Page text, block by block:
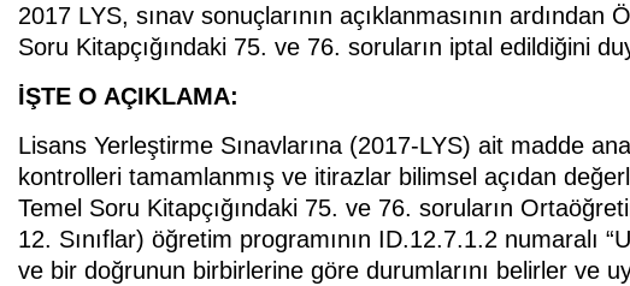
2017 LYS, sınav sonuçlarının açıklanmasının
Soru Kitapçığındaki 75. ve 76. soruların iptal edildiğini
İŞTE O AÇIKLAMA:
Lisans Yerleştirme Sınavlarına (2017-LYS) ait madde
kontrolleri tamamlanmış ve itirazlar bilimsel açıdan
Temel Soru Kitapçığındaki 75. ve 76. soruların
12. Sınıflar) öğretim programının ID.12.7.1.2 numaralı
ve bir doğrunun birbirlerine göre durumlarını belirler ve